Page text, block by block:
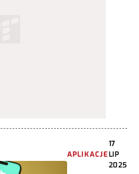
APLIKACJE
17
LIP
2025